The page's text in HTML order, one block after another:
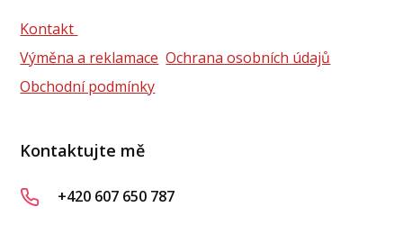
Kontakt
Výměna a reklamace Ochrana osobních údajů
Obchodní podmínky
Kontaktujte mě
+420 607 650 787